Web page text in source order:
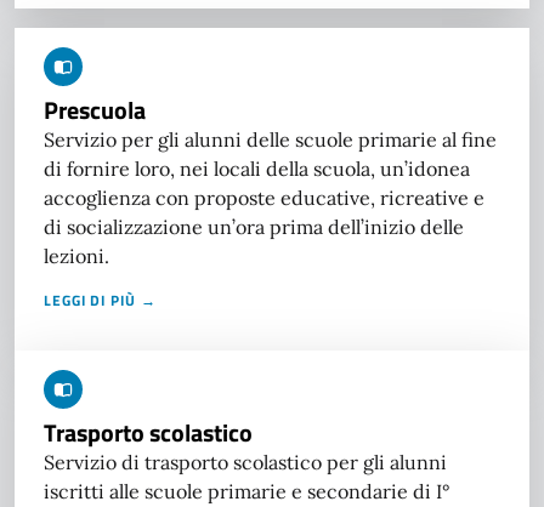
Prescuola
Servizio per gli alunni delle scuole primarie al fine
di fornire loro, nei locali della scuola, un’idonea
accoglienza con proposte educative, ricreative e
di socializzazione un’ora prima dell’inizio delle
lezioni.
LEGGI DI PIÙ →
Trasporto scolastico
Servizio di trasporto scolastico per gli alunni
iscritti alle scuole primarie e secondarie di I°